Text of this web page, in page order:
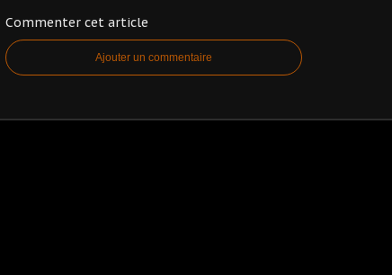
Commenter cet article
Ajouter un commentaire